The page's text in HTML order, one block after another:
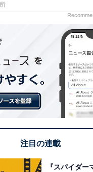
毎日の通園着やお出掛
」シリーズの展開アイ
刺繍入りポケット付きや
ニック丈など、さまざ
。また、兄弟でおそろ
も展開されています。
めです。
す
注目の連載
『スパイダー